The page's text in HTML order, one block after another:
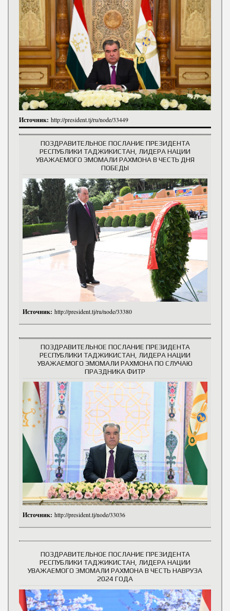
Источник: http://president.tj/ru/node/33449
ПОЗДРАВИТЕЛЬНОЕ ПОСЛАНИЕ ПРЕЗИДЕНТА
РЕСПУБЛИКИ ТАДЖИКИСТАН, ЛИДЕРА НАЦИИ
УВАЖАЕМОГО ЭМОМАЛИ РАХМОНА В ЧЕСТЬ ДНЯ
ПОБЕДЫ
Источник: http://president.tj/ru/node/33380
ПОЗДРАВИТЕЛЬНОЕ ПОСЛАНИЕ ПРЕЗИДЕНТА
РЕСПУБЛИКИ ТАДЖИКИСТАН, ЛИДЕРА НАЦИИ
УВАЖАЕМОГО ЭМОМАЛИ РАХМОНА ПО СЛУЧАЮ
ПРАЗДНИКА ФИТР
Источник: http://president.tj/node/33036
ПОЗДРАВИТЕЛЬНОЕ ПОСЛАНИЕ ПРЕЗИДЕНТА
РЕСПУБЛИКИ ТАДЖИКИСТАН, ЛИДЕРА НАЦИИ
УВАЖАЕМОГО ЭМОМАЛИ РАХМОНА В ЧЕСТЬ НАВРУЗА
2024 ГОДА